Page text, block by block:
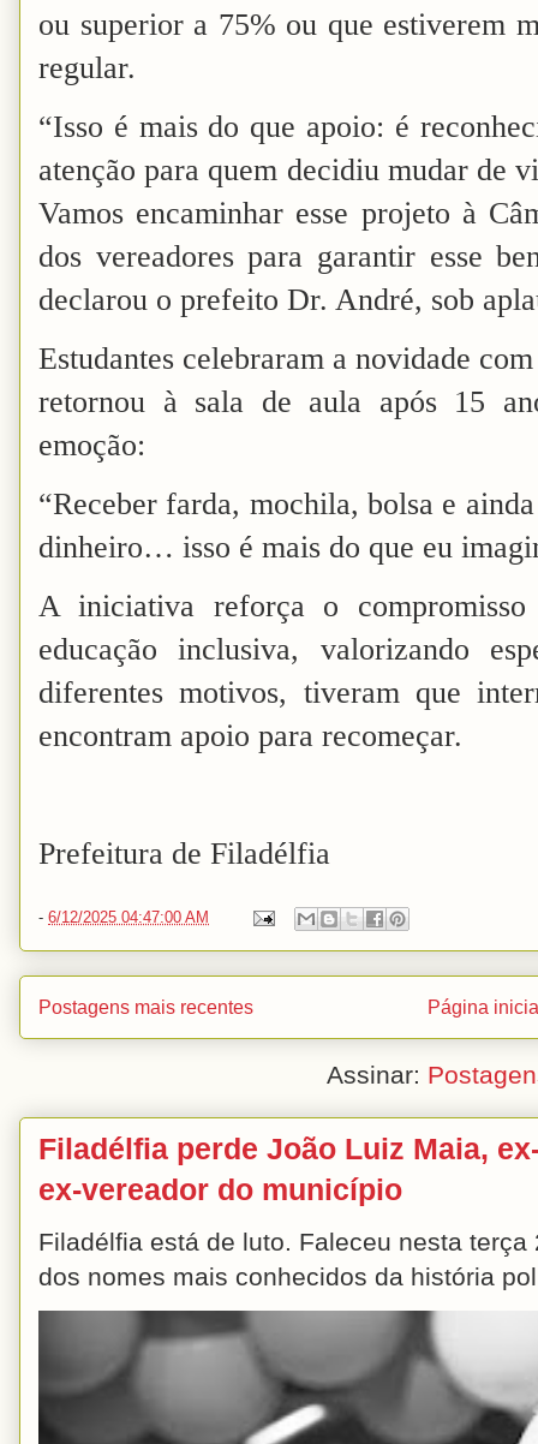
ou superior a 75% ou que estiverem
regular.
“Isso é mais do que apoio: é
atenção para quem decidiu mudar de
Vamos encaminhar esse projeto à
dos vereadores para garantir esse
declarou o prefeito Dr. André, sob
Estudantes celebraram a novidade
retornou à sala de aula após 15
emoção:
“Receber farda, mochila, bolsa e
dinheiro… isso é mais do que eu
A iniciativa reforça o
educação inclusiva, valorizando
diferentes motivos, tiveram que
encontram apoio para recomeçar.
Prefeitura de Filadélfia
- 6/12/2025 04:47:00 AM
Postagens mais recentes Página
Assinar:
Filadélfia perde João Luiz Maia,
ex-vereador do município
Filadélfia está de luto. Faleceu nesta
dos nomes mais conhecidos da história